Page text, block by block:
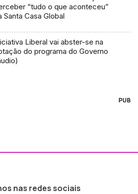
“tudo o que aconteceu”
Santa Casa Global
Liberal vai abster-se na
do programa do Governo
PUB
nas redes sociais